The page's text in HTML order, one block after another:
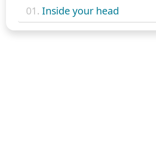
01. Inside your head